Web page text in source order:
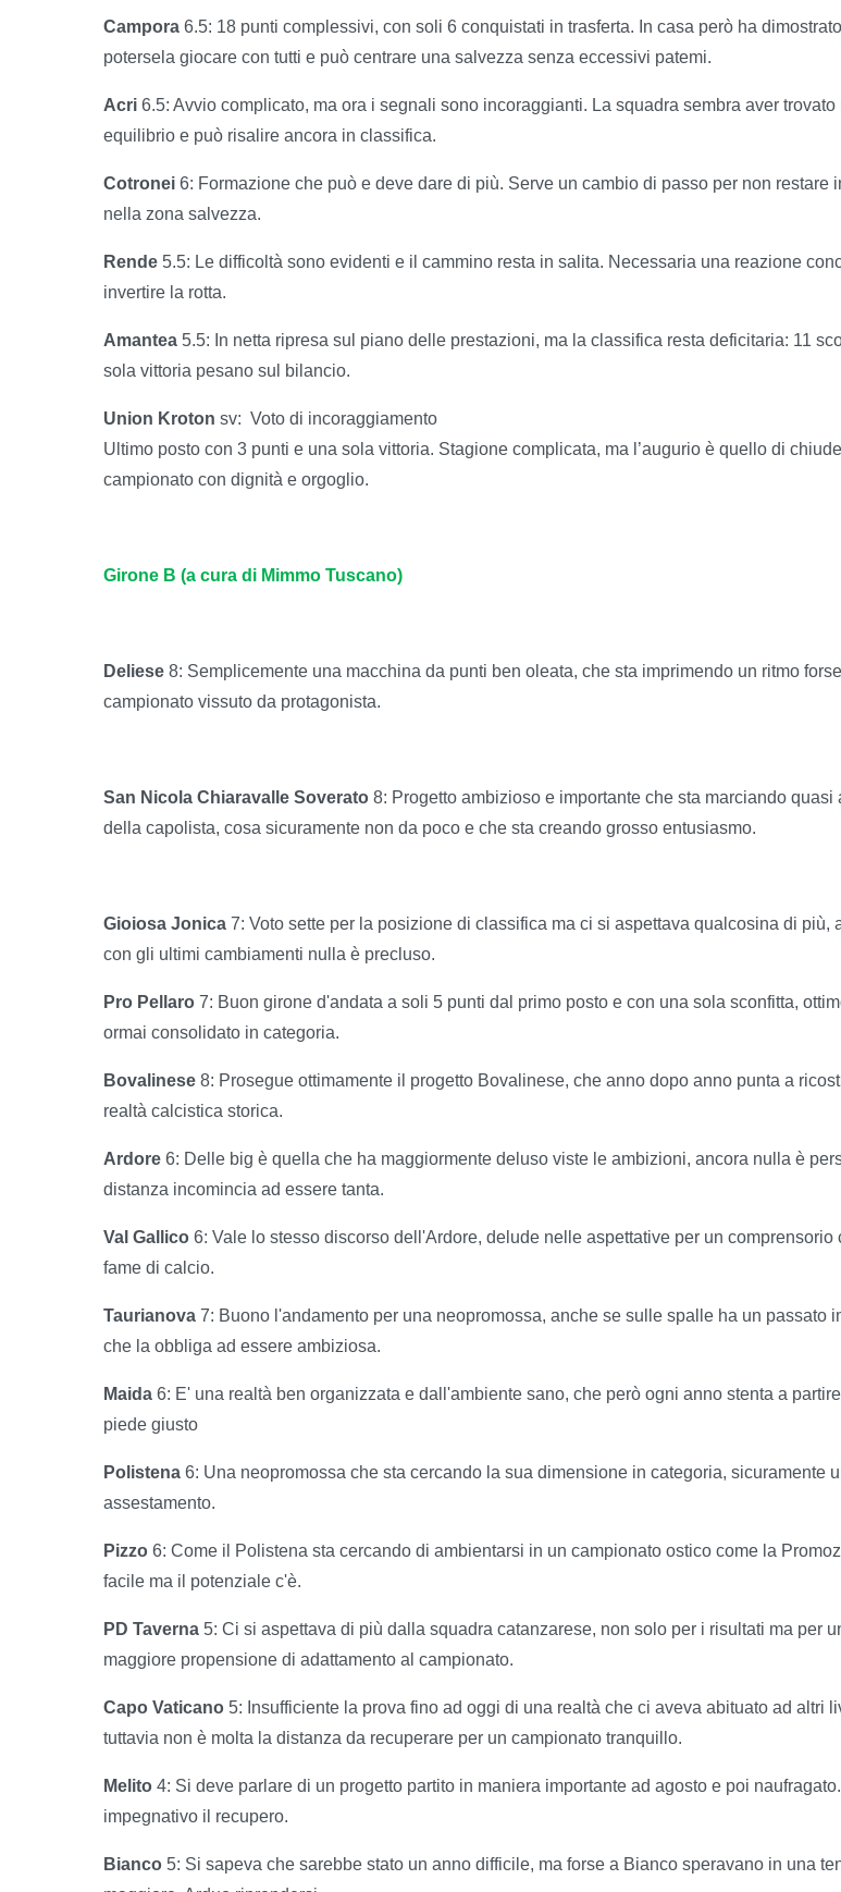
Campora 6.5: 18 punti complessivi, con soli 6 conquistati in trasferta. In casa però ha
potersela giocare con tutti e può centrare una salvezza senza eccessivi patemi.
Acri 6.5: Avvio complicato, ma ora i segnali sono incoraggianti. La squadra sembra aver trovato
equilibrio e può risalire ancora in classifica.
Cotronei 6: Formazione che può e deve dare di più. Serve un cambio di passo per non restare
nella zona salvezza.
Rende 5.5: Le difficoltà sono evidenti e il cammino resta in salita. Necessaria una reazione
invertire la rotta.
Amantea 5.5: In netta ripresa sul piano delle prestazioni, ma la classifica resta deficitaria: 11
sola vittoria pesano sul bilancio.
Union Kroton sv: Voto di incoraggiamento
Ultimo posto con 3 punti e una sola vittoria. Stagione complicata, ma l’augurio è quello di
campionato con dignità e orgoglio.
Girone B (a cura di Mimmo Tuscano)
Deliese 8: Semplicemente una macchina da punti ben oleata, che sta imprimendo un ritmo
campionato vissuto da protagonista.
San Nicola Chiaravalle Soverato 8: Progetto ambizioso e importante che sta marciando quasi
della capolista, cosa sicuramente non da poco e che sta creando grosso entusiasmo.
Gioiosa Jonica 7: Voto sette per la posizione di classifica ma ci si aspettava qualcosina di più,
con gli ultimi cambiamenti nulla è precluso.
Pro Pellaro 7: Buon girone d'andata a soli 5 punti dal primo posto e con una sola sconfitta,
ormai consolidato in categoria.
Bovalinese 8: Prosegue ottimamente il progetto Bovalinese, che anno dopo anno punta a
realtà calcistica storica.
Ardore 6: Delle big è quella che ha maggiormente deluso viste le ambizioni, ancora nulla è
distanza incomincia ad essere tanta.
Val Gallico 6: Vale lo stesso discorso dell'Ardore, delude nelle aspettative per un comprensorio
fame di calcio.
Taurianova 7: Buono l'andamento per una neopromossa, anche se sulle spalle ha un passato
che la obbliga ad essere ambiziosa.
Maida 6: E' una realtà ben organizzata e dall'ambiente sano, che però ogni anno stenta a partire
piede giusto
Polistena 6: Una neopromossa che sta cercando la sua dimensione in categoria, sicuramente
assestamento.
Pizzo 6: Come il Polistena sta cercando di ambientarsi in un campionato ostico come la
facile ma il potenziale c'è.
PD Taverna 5: Ci si aspettava di più dalla squadra catanzarese, non solo per i risultati ma per
maggiore propensione di adattamento al campionato.
Capo Vaticano 5: Insufficiente la prova fino ad oggi di una realtà che ci aveva abituato ad altri
tuttavia non è molta la distanza da recuperare per un campionato tranquillo.
Melito 4: Si deve parlare di un progetto partito in maniera importante ad agosto e poi
impegnativo il recupero.
Bianco 5: Si sapeva che sarebbe stato un anno difficile, ma forse a Bianco speravano in una